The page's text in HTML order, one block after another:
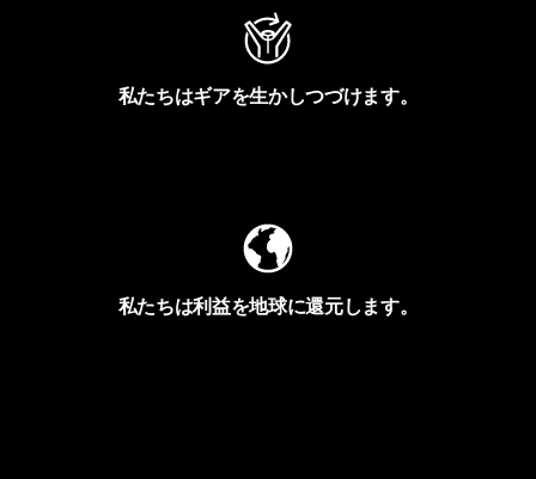
私たちはギアを生かしつづけます。
私たちは利益を地球に還元します。